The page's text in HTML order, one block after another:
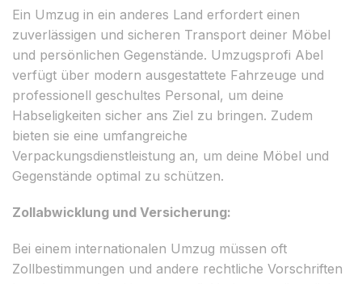
Ein Umzug in ein anderes Land erfordert einen
zuverlässigen und sicheren Transport deiner Möbel
und persönlichen Gegenstände. Umzugsprofi Abel
verfügt über modern ausgestattete Fahrzeuge und
professionell geschultes Personal, um deine
Habseligkeiten sicher ans Ziel zu bringen. Zudem
bieten sie eine umfangreiche
Verpackungsdienstleistung an, um deine Möbel und
Gegenstände optimal zu schützen.
Zollabwicklung und Versicherung:
Bei einem internationalen Umzug müssen oft
Zollbestimmungen und andere rechtliche Vorschriften